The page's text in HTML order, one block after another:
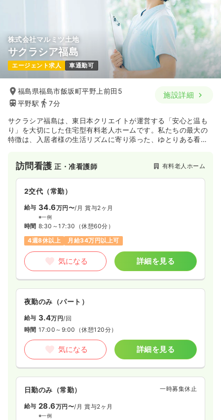
株式会社マルミツ土地
サクラシア福島
エージェント求人 車通勤可
福島県福島市飯坂町平野上前田5
平野駅
7分
施設詳細
サクラシア福島は、東日本クリエイトが運営する「安心と温も
り」を大切にした住宅型有料老人ホームです。私たちの最大の
特徴は、入居者様の生活リズムに寄り添った、ゆとりある看護
通じて、入居者様やご家族と中長期的に信頼関係を築けるのが
この仕事の醍醐味です。清潔感あふれる明るい施設内は、スタ
ッフにとっても心地よい空間。チームワークを重視しており、
ブランクのある方や施設未経験の方も、先輩ナースが丁寧にサ
ポートします。福島で、あなたの看護の経験を「笑顔を支える
力」に変えてみませんか？
訪問看護正・准看護師 有料老人ホーム
2交代（常勤）
給与 34.6万円〜/月 賞与2ヶ月
※一例
時間 8:30～17:30 （休憩60分）
4週8休以上
月給34万円以上可
気になる 詳細を見る
夜勤のみ（パート）
給与 3.4万円/回
時間 17:00～9:00 （休憩120分）
気になる 詳細を見る
日勤のみ（常勤） 一時募集休止
給与 28.6万円〜/月 賞与2ヶ月
※一例